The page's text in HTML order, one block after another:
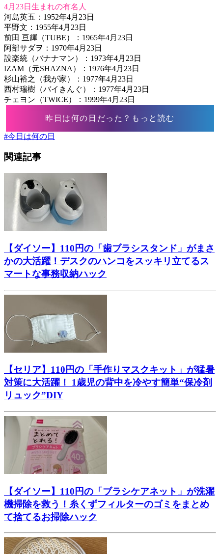
4月23日生まれの有名人
河島英五：1952年4月23日
平野文：1955年4月23日
前田 亘輝（TUBE）：1965年4月23日
阿部サダヲ：1970年4月23日
設楽統（バナナマン）：1973年4月23日
IZAM（元SHAZNA）：1976年4月23日
杉山裕之（我が家）：1977年4月23日
西村瑞樹（バイきんぐ）：1977年4月23日
チェヨン（TWICE）：1999年4月23日
昨日は何の日だった？もっと読む
#今日は何の日
関連記事
【ダイソー】110円の「歯ブラシスタンド」がまさ
かの大活躍！デスクのハンコをスッキリ立てるス
マートな事務収納ハック
【セリア】110円の「手作りマスクキット」が猛暑
対策に大活躍！ 1歳児の背中を冷やす簡単“保冷剤
リュック”DIY
【ダイソー】110円の「ブラシケアネット」が洗濯
機掃除を救う！糸くずフィルターのゴミをまとめ
て捨てるお掃除ハック